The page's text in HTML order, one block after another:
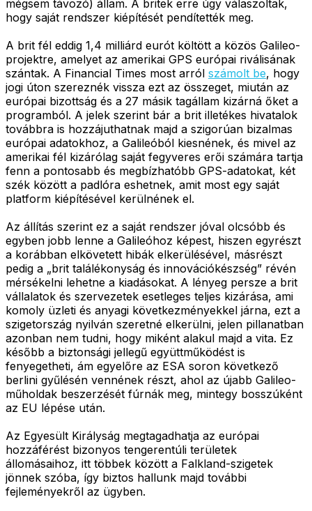
mégsem távozó) állam. A britek erre úgy válaszoltak,
hogy saját rendszer kiépítését pendítették meg.
A brit fél eddig 1,4 milliárd eurót költött a közös Galileo-
projektre, amelyet az amerikai GPS európai riválisának
szántak. A Financial Times most arról számolt be, hogy
jogi úton szereznék vissza ezt az összeget, miután az
európai bizottság és a 27 másik tagállam kizárná őket a
programból. A jelek szerint bár a brit illetékes hivatalok
továbbra is hozzájuthatnak majd a szigorúan bizalmas
európai adatokhoz, a Galileóból kiesnének, és mivel az
amerikai fél kizárólag saját fegyveres erői számára tartja
fenn a pontosabb és megbízhatóbb GPS-adatokat, két
szék között a padlóra eshetnek, amit most egy saját
platform kiépítésével kerülnének el.
Az állítás szerint ez a saját rendszer jóval olcsóbb és
egyben jobb lenne a Galileóhoz képest, hiszen egyrészt
a korábban elkövetett hibák elkerülésével, másrészt
pedig a „brit találékonyság és innovációkészség” révén
mérsékelni lehetne a kiadásokat. A lényeg persze a brit
vállalatok és szervezetek esetleges teljes kizárása, ami
komoly üzleti és anyagi következményekkel járna, ezt a
szigetország nyilván szeretné elkerülni, jelen pillanatban
azonban nem tudni, hogy miként alakul majd a vita. Ez
később a biztonsági jellegű együttműködést is
fenyegetheti, ám egyelőre az ESA soron következő
berlini gyűlésén vennének részt, ahol az újabb Galileo-
műholdak beszerzését fúrnák meg, mintegy bosszúként
az EU lépése után.
Az Egyesült Királyság megtagadhatja az európai
hozzáférést bizonyos tengerentúli területek
állomásaihoz, itt többek között a Falkland-szigetek
jönnek szóba, így biztos hallunk majd további
fejleményekről az ügyben.